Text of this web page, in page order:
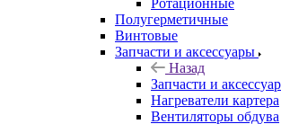
Ротационные
Полугерметичные
Винтовые
Запчасти и аксессуары
Назад
Запчасти и
Нагреватели картера
Вентиляторы обдува